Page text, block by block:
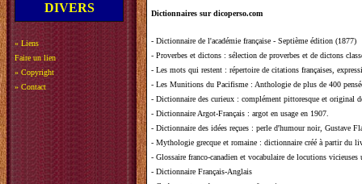
DIVERS
» Liens
Faire un lien
» Copyright
» Contact
Dictionnaires sur dicoperso.com
- Dictionnaire de l'académie française - Septième édition (1877)
- Proverbes et dictons : sélection de proverbes et de dictons
- Les mots qui restent : répertoire de citations françaises,
- Les Munitions du Pacifisme : Anthologie de plus de 400
- Dictionnaire des curieux : complément pittoresque et original
- Dictionnaire Argot-Français : argot en usage en 1907.
- Dictionnaire des idées reçues : perle d'humour noir, Gustave
- Mythologie grecque et romaine : dictionnaire créé à partir du
- Glossaire franco-canadien et vocabulaire de locutions vicieuses
- Dictionnaire Français-Anglais